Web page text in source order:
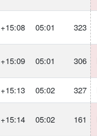
+15:08 05:01 323
+15:09 05:01 306
+15:13 05:02 327
+15:14 05:02 161